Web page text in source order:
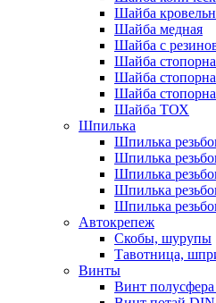
Шайба
Шайба медная
Шайба с
Шайба
Шайба
Шайба
Шайба ТОХ
Шпилька
Шпилька
Шпилька
Шпилька
Шпилька
Шпилька
Автокрепеж
Скобы, шурупы
Тавотница,
Винты
Винт